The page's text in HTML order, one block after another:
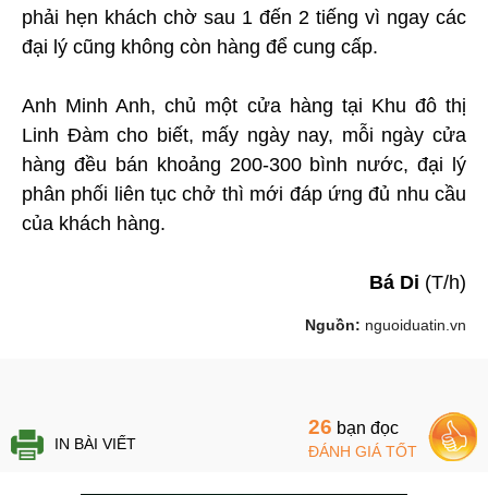
phải hẹn khách chờ sau 1 đến 2 tiếng vì ngay các
đại lý cũng không còn hàng để cung cấp.
Anh Minh Anh, chủ một cửa hàng tại Khu đô thị
Linh Đàm cho biết, mấy ngày nay, mỗi ngày cửa
hàng đều bán khoảng 200-300 bình nước, đại lý
phân phối liên tục chở thì mới đáp ứng đủ nhu cầu
của khách hàng.
Bá Di (T/h)
Nguồn: nguoiduatin.vn
IN BÀI VIẾT
26 bạn đọc
ĐÁNH GIÁ TỐT